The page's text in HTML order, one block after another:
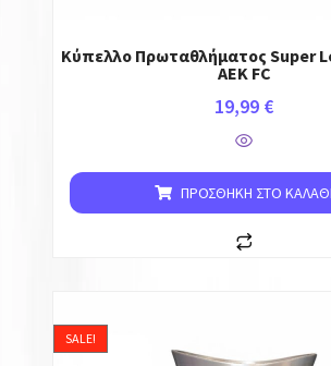
Κύπελλο Πρωταθλήματος Super
AEK FC
19,99 €
ΠΡΟΣΘΉΚΗ ΣΤΟ ΚΑΛΆΘΙ
SALE!